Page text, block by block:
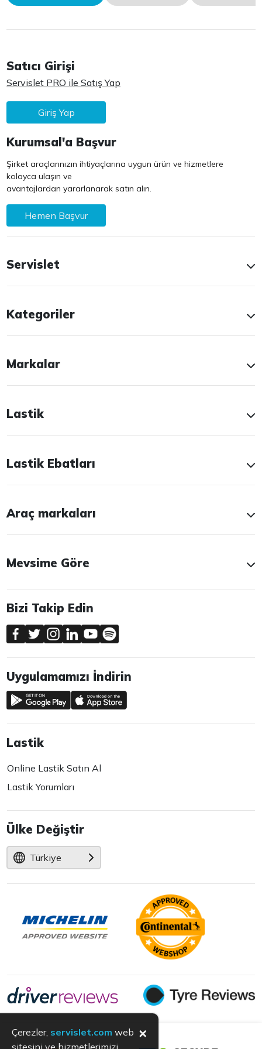
Satıcı Girişi
Servislet PRO ile Satış Yap
Giriş Yap
Kurumsal'a Başvur
Şirket araçlarınızın ihtiyaçlarına uygun ürün ve hizmetlere
kolayca ulaşın ve
avantajlardan yararlanarak satın alın.
Hemen Başvur
Servislet
Kategoriler
Markalar
Lastik
Lastik Ebatları
Araç markaları
Mevsime Göre
Bizi Takip Edin
Uygulamamızı İndirin
Lastik
Online Lastik Satın Al
Lastik Yorumları
Ülke Değiştir
Türkiye
Çerezler, servislet.com web
sitesini ve hizmetlerimizi
×